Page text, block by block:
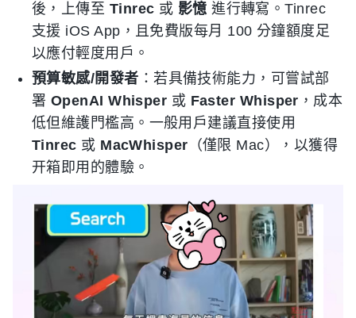
後，上傳至 Tinrec 或 影憶 進行轉寫。Tinrec
支援 iOS App，且免費版每月 100 分鐘額度足
以應付輕度用戶。
預算敏感/開發者 ：若具備技術能力，可嘗試部
署 OpenAI Whisper 或 Faster Whisper ，成本
低但維護門檻高。一般用戶建議直接使用
Tinrec 或 MacWhisper （僅限 Mac），以獲得
开箱即用的體驗。